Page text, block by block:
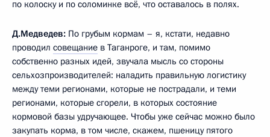
по колоску и по соломинке всё, что оставалось в полях.
Д.Медведев: По грубым кормам – я, кстати, недавно
проводил совещание в Таганроге, и там, помимо
собственно разных идей, звучала мысль со стороны
сельхозпроизводителей: наладить правильную логистику
между теми регионами, которые не пострадали, и теми
регионами, которые сгорели, в которых состояние
кормовой базы удручающее. Чтобы уже сейчас можно было
закупать корма, в том числе, скажем, пшеницу пятого